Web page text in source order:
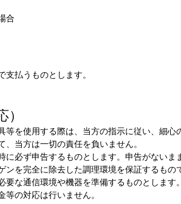
合
払うものとします。
を使用する際は、当方の指示に従い、細心
当方は一切の責任を負いません。
必ず申告するものとします。申告がないま
を完全に除去した調理環境を保証するもの
な通信環境や機器を準備するものとします
の対応は行いません。